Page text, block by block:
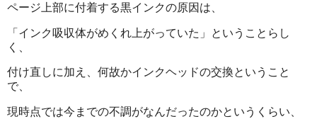
ページ上部に付着する黒インクの原因は、
「インク吸収体がめくれ上がっていた」ということらし
く、
付け直しに加え、何故かインクヘッドの交換ということ
で、
現時点では今までの不調がなんだったのかというくらい、